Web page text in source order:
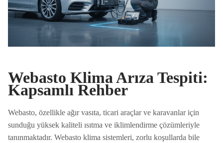
Webasto Klima Arıza Tespiti:
Kapsamlı Rehber
Webasto, özellikle ağır vasıta, ticari araçlar ve karavanlar için
sunduğu yüksek kaliteli ısıtma ve iklimlendirme çözümleriyle
tanınmaktadır. Webasto klima sistemleri, zorlu koşullarda bile